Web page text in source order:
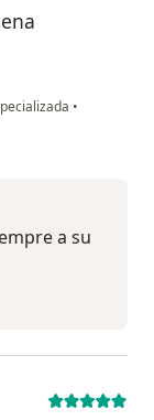
•
a su